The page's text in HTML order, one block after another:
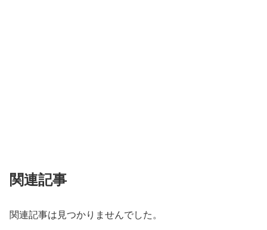
関連記事
関連記事は見つかりませんでした。